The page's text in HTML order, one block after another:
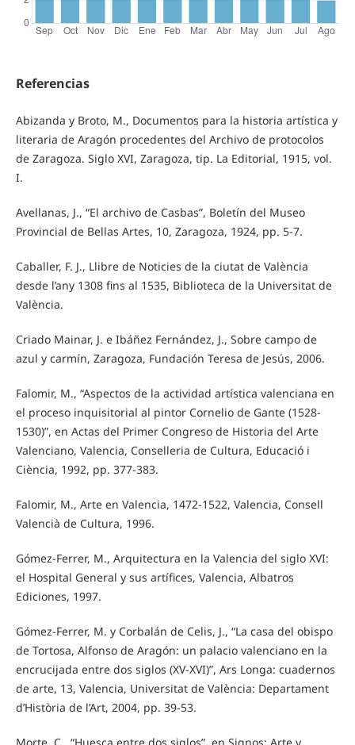
Referencias
Abizanda y Broto, M., Documentos para la historia artística y
literaria de Aragón procedentes del Archivo de protocolos
de Zaragoza. Siglo XVI, Zaragoza, tip. La Editorial, 1915, vol.
I.
Avellanas, J., “El archivo de Casbas”, Boletín del Museo
Provincial de Bellas Artes, 10, Zaragoza, 1924, pp. 5-7.
Caballer, F. J., Llibre de Noticies de la ciutat de València
desde l’any 1308 fins al 1535, Biblioteca de la Universitat de
València.
Criado Mainar, J. e Ibáñez Fernández, J., Sobre campo de
azul y carmín, Zaragoza, Fundación Teresa de Jesús, 2006.
Falomir, M., “Aspectos de la actividad artística valenciana en
el proceso inquisitorial al pintor Cornelio de Gante (1528-
1530)”, en Actas del Primer Congreso de Historia del Arte
Valenciano, Valencia, Conselleria de Cultura, Educació i
Ciència, 1992, pp. 377-383.
Falomir, M., Arte en Valencia, 1472-1522, Valencia, Consell
Valencià de Cultura, 1996.
Gómez-Ferrer, M., Arquitectura en la Valencia del siglo XVI:
el Hospital General y sus artífices, Valencia, Albatros
Ediciones, 1997.
Gómez-Ferrer, M. y Corbalán de Celis, J., “La casa del obispo
de Tortosa, Alfonso de Aragón: un palacio valenciano en la
encrucijada entre dos siglos (XV-XVI)”, Ars Longa: cuadernos
de arte, 13, Valencia, Universitat de València: Departament
d’Història de l’Art, 2004, pp. 39-53.